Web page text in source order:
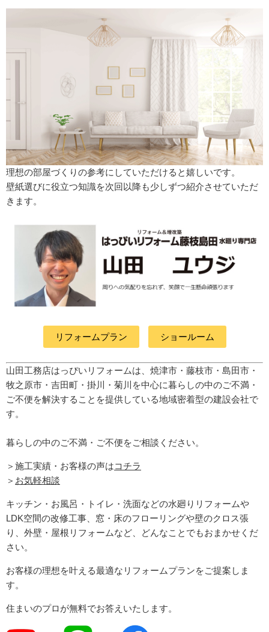
理想の部屋づくりの参考にしていただけると嬉しいです。
壁紙選びに役立つ知識を次回以降も少しずつ紹介させていただ
きます。
リフォームプラン ショールーム
山田工務店はっぴいリフォームは、焼津市・藤枝市・島田市・
牧之原市・吉田町 ・掛川・菊川 を中心に暮らしの中のご不満・
ご不便を解決することを提供している地域密着型の建設会社で
す。
暮らしの中のご不満・ご不便をご相談ください。
＞施工実績・お客様の声はコチラ
＞ お気軽相談
キッチン・お風呂・トイレ・洗面などの水廻りリフォームや
LDK空間の改修工事、窓・床のフローリングや壁のクロス張
り、外壁・屋根リフォームなど、どんなことでもおまかせくだ
さい。
お客様の理想を叶える最適なリフォームプランをご提案しま
す。
住まいのプロが無料でお答えいたします。